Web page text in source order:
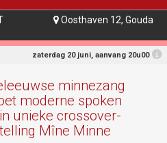
 Oosthaven 12, Gouda
zaterdag 20 juni, aanvang 20u00
minnezang
moderne spoken
unieke crossover-
Mîne Minne